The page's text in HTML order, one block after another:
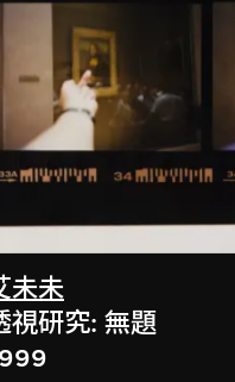
未未
視研究: 無題